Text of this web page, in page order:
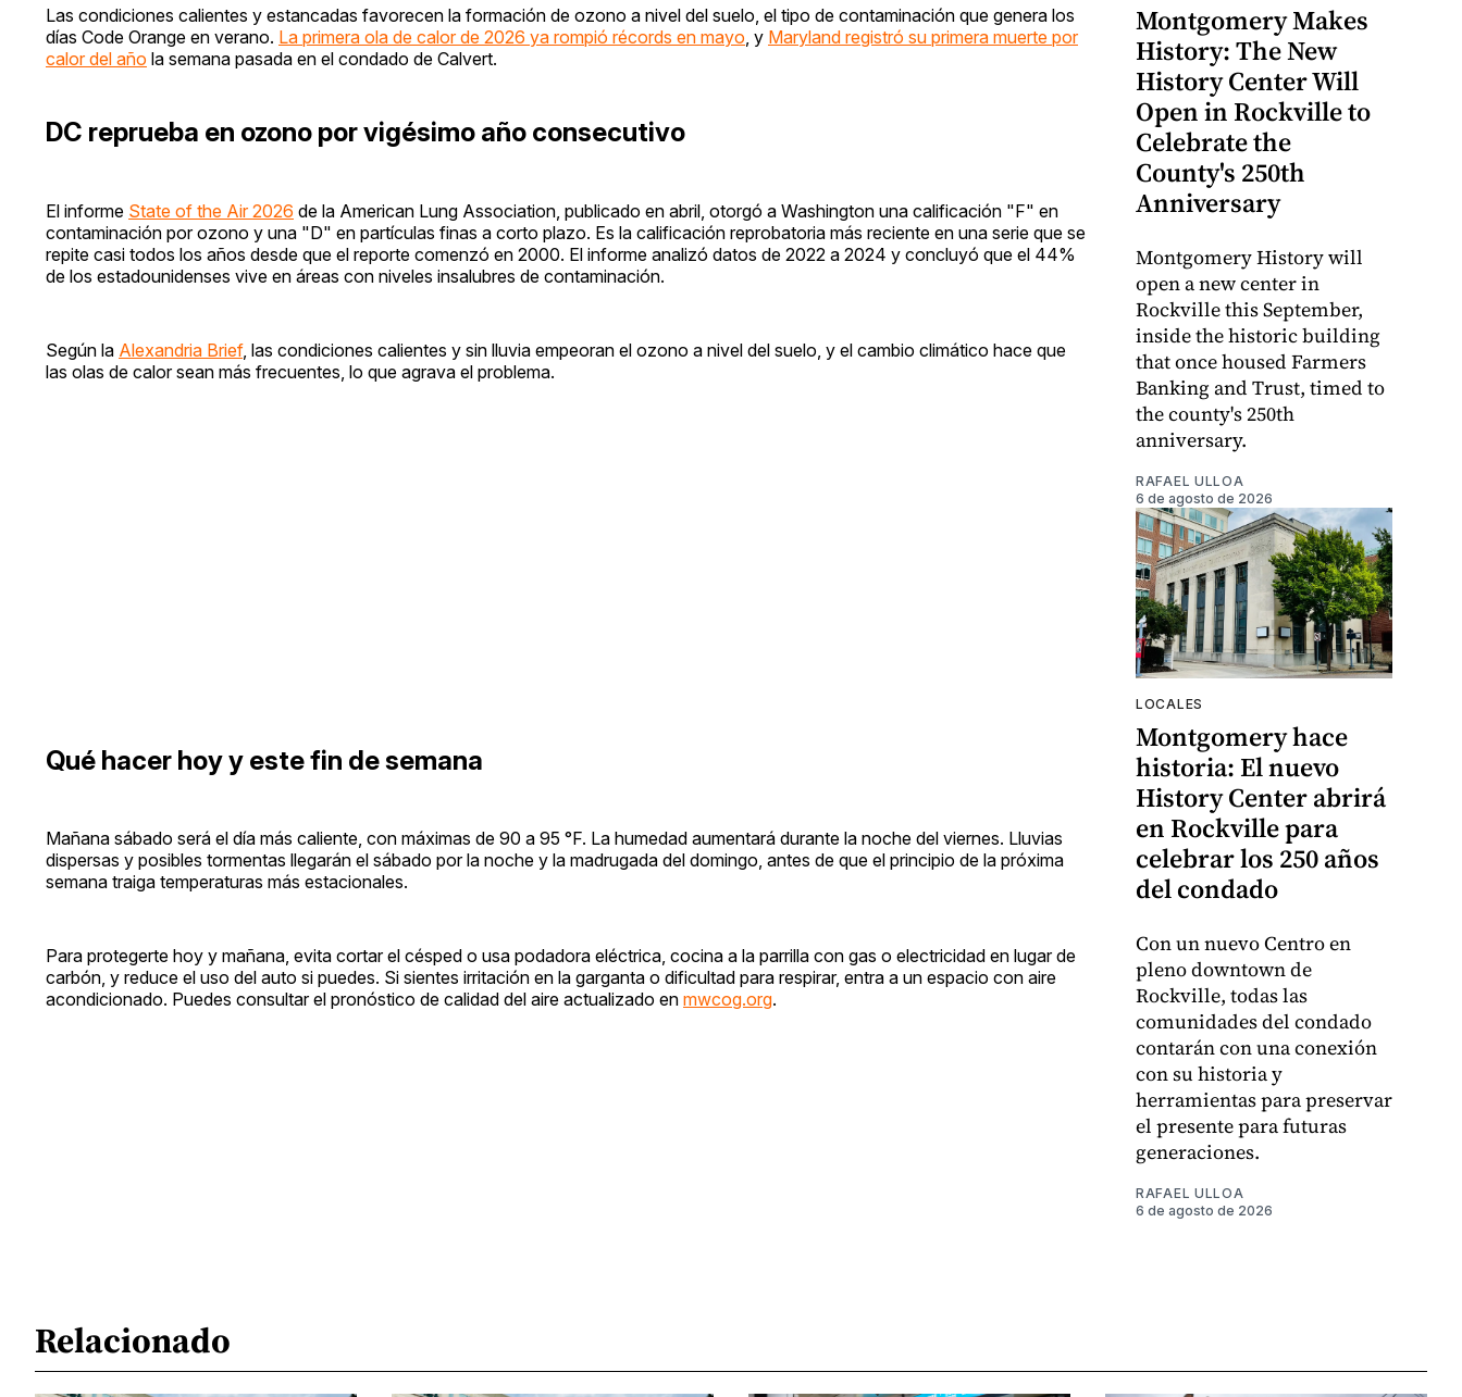
Las condiciones calientes y estancadas favorecen la formación de ozono a nivel del suelo, el tipo de contaminación que genera los
días Code Orange en verano. La primera ola de calor de 2026 ya rompió récords en mayo , y Maryland registró su primera muerte por
calor del año la semana pasada en el condado de Calvert.
DC reprueba en ozono por vigésimo año consecutivo
El informe State of the Air 2026 de la American Lung Association, publicado en abril, otorgó a Washington una calificación "F" en
contaminación por ozono y una "D" en partículas finas a corto plazo. Es la calificación reprobatoria más reciente en una serie que se
repite casi todos los años desde que el reporte comenzó en 2000. El informe analizó datos de 2022 a 2024 y concluyó que el 44%
de los estadounidenses vive en áreas con niveles insalubres de contaminación.
Según la Alexandria Brief, las condiciones calientes y sin lluvia empeoran el ozono a nivel del suelo, y el cambio climático hace que
las olas de calor sean más frecuentes, lo que agrava el problema.
Qué hacer hoy y este fin de semana
Mañana sábado será el día más caliente, con máximas de 90 a 95 °F. La humedad aumentará durante la noche del viernes. Lluvias
dispersas y posibles tormentas llegarán el sábado por la noche y la madrugada del domingo, antes de que el principio de la próxima
semana traiga temperaturas más estacionales.
Para protegerte hoy y mañana, evita cortar el césped o usa podadora eléctrica, cocina a la parrilla con gas o electricidad en lugar de
carbón, y reduce el uso del auto si puedes. Si sientes irritación en la garganta o dificultad para respirar, entra a un espacio con aire
acondicionado. Puedes consultar el pronóstico de calidad del aire actualizado en mwcog.org.
Montgomery Makes
History: The New
History Center Will
Open in Rockville to
Celebrate the
County's 250th
Anniversary
Montgomery History will
open a new center in
Rockville this September,
inside the historic building
that once housed Farmers
Banking and Trust, timed to
the county's 250th
anniversary.
RAFAEL ULLOA
6 de agosto de 2026
LOCALES
Montgomery hace
historia: El nuevo
History Center abrirá
en Rockville para
celebrar los 250 años
del condado
Con un nuevo Centro en
pleno downtown de
Rockville, todas las
comunidades del condado
contarán con una conexión
con su historia y
herramientas para preservar
el presente para futuras
generaciones.
RAFAEL ULLOA
6 de agosto de 2026
Relacionado